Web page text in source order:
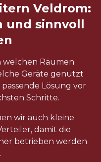
Veldrom:
und sinnvoll
welchen Räumen
Geräte genutzt
Lösung vor
Schritte.
wir auch kleine
damit die
betrieben werden